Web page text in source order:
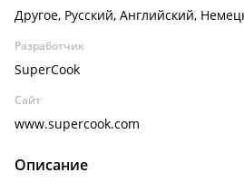
Другое, Русский, Английский,
Разработчик
SuperCook
Сайт
www.supercook.com
Описание